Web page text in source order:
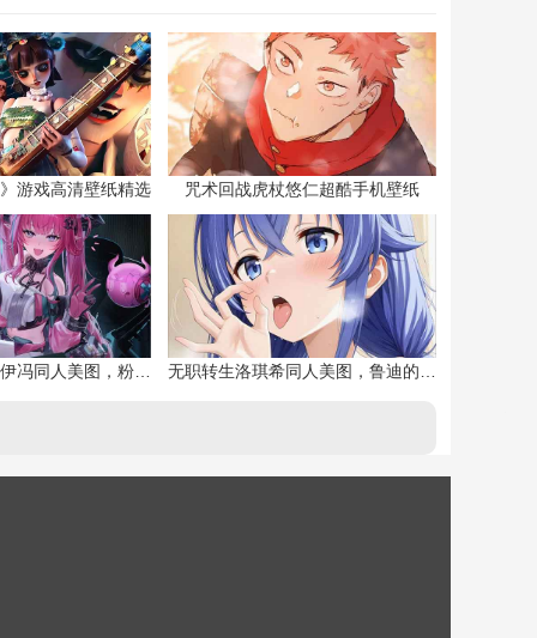
游戏高清壁纸精选 咒术回战虎杖悠仁超酷手机壁纸
明日方舟终末地伊冯同人美图，粉毛恶魔伊冯